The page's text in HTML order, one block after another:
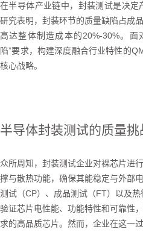
在半导体产业链中，封装测试是决定
研究表明，封装环节的质量缺陷占成
高达整体制造成本的20%-30%。面
陷”要求，构建深度融合行业特性的
核心战略。
半导体封装测试的质量挑
众所周知，封装测试企业对裸芯片进
撑与散热功能，确保其能稳定与外部
测试（CP）、成品测试（FT）以及热
验证芯片电性能、功能特性和可靠性
求的高品质芯片。然而，企业在这一